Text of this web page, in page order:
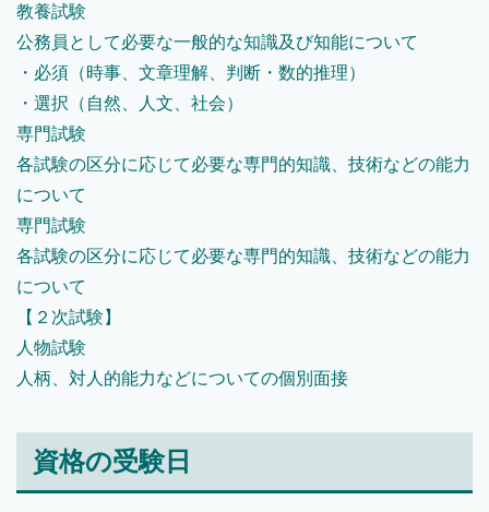
教養試験
公務員として必要な一般的な知識及び知能について
・必須（時事、文章理解、判断・数的推理）
・選択（自然、人文、社会）
専門試験
各試験の区分に応じて必要な専門的知識、技術などの能力
について
専門試験
各試験の区分に応じて必要な専門的知識、技術などの能力
について
【２次試験】
人物試験
人柄、対人的能力などについての個別面接
資格の受験日